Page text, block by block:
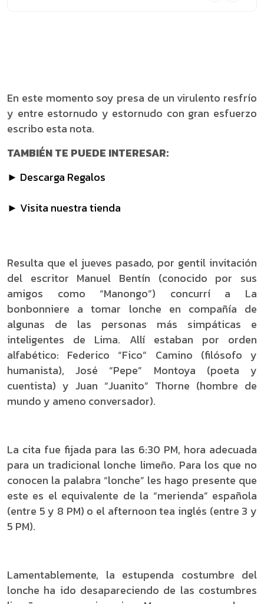
En este momento soy presa de un virulento resfrío
y entre estornudo y estornudo con gran esfuerzo
escribo esta nota.
TAMBIÉN TE PUEDE INTERESAR:
► Descarga Regalos
► Visita nuestra tienda
Resulta que el jueves pasado, por gentil invitación
del escritor Manuel Bentín (conocido por sus
amigos como “Manongo”) concurrí a La
bonbonniere a tomar lonche en compañía de
algunas de las personas más simpáticas e
inteligentes de Lima. Allí estaban por orden
alfabético: Federico “Fico” Camino (filósofo y
humanista), José “Pepe” Montoya (poeta y
cuentista) y Juan “Juanito” Thorne (hombre de
mundo y ameno conversador).
La cita fue fijada para las 6:30 PM, hora adecuada
para un tradicional lonche limeño. Para los que no
conocen la palabra “lonche” les hago presente que
este es el equivalente de la “merienda” española
(entre 5 y 8 PM) o el afternoon tea inglés (entre 3 y
5 PM).
Lamentablemente, la estupenda costumbre del
lonche ha ido desapareciendo de las costumbres